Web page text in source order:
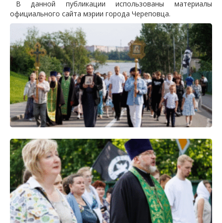
В данной публикации использованы материалы
официального сайта мэрии города Череповца.